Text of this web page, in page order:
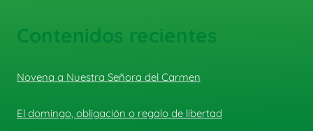
Contenidos recientes
Novena a Nuestra Señora del Carmen
El domingo, obligación o regalo de libertad